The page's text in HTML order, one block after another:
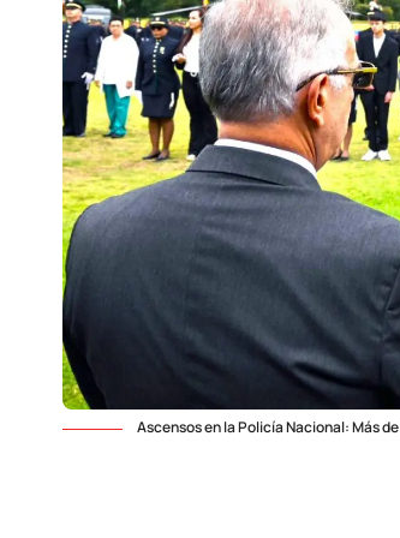
Ascensos en la Policía Nacional: Más